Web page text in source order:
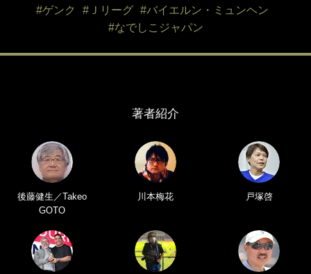
#ゲンク
#Ｊリーグ
#バイエルン・ミュンヘン
#なでしこジャパン
著者紹介
後藤健生／Takeo
GOTO
川本梅花 戸塚啓